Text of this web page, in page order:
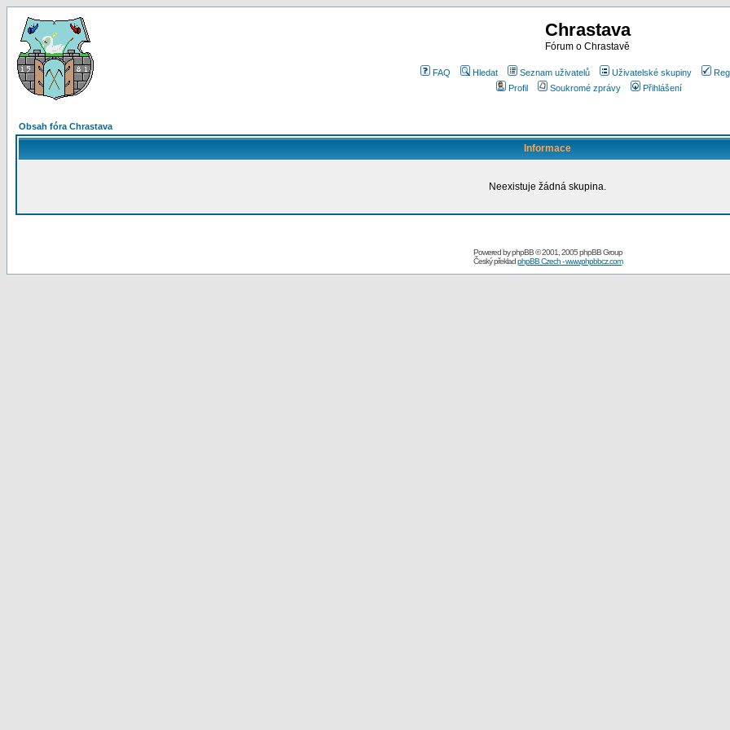
Chrastava
Fórum o Chrastavě
FAQ Hledat Seznam uživatelů Uživatelské skupiny
Profil
Soukromé zprávy Přihlášení
Obsah fóra Chrastava
Informace
Neexistuje žádná skupina.
Powered byphpBB© 2001, 2005 phpBB Group
Český překladphpBB Czech - www.phpbbcz.com